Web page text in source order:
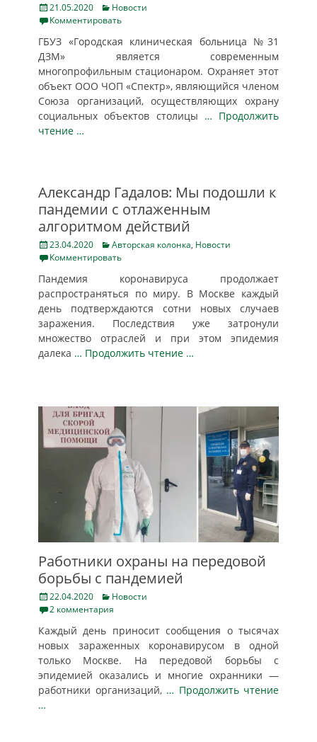
Posted
on
21.05.2020 Categories
Новости
Комментировать
ГБУЗ «Городская клиническая больница №31
ДЗМ» является современным
многопрофильным стационаром. Охраняет этот
объект ООО ЧОП «Спектр», являющийся членом
Союза организаций, осуществляющих охрану
социальных объектов столицы … Продолжить
чтение …
Александр Гадалов: Мы подошли к
пандемии с отлаженным
алгоритмом действий
Posted
on
23.04.2020 Categories
Авторская колонка, Новости
Комментировать
Пандемия коронавируса продолжает
распространяться по миру. В Москве каждый
день подтверждаются сотни новых случаев
заражения. Последствия уже затронули
множество отраслей и при этом эпидемия
далека … Продолжить чтение …
Работники охраны на передовой
борьбы с пандемией
Posted
on
22.04.2020 Categories
Новости
2 комментария
Каждый день приносит сообщения о тысячах
новых зараженных коронавирусом в одной
только Москве. На передовой борьбы с
эпидемией оказались и многие охранники —
работники организаций, … Продолжить чтение
…